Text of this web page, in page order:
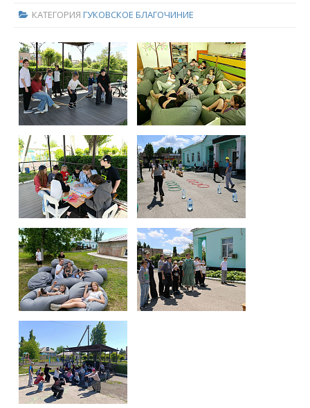
КАТЕГОРИЯ ГУКОВСКОЕ БЛАГОЧИНИЕ